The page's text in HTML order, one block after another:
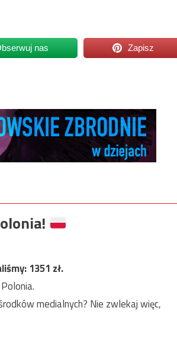
nas Zapisz
1351 zł.
medialnych? Nie zwlekaj więc,